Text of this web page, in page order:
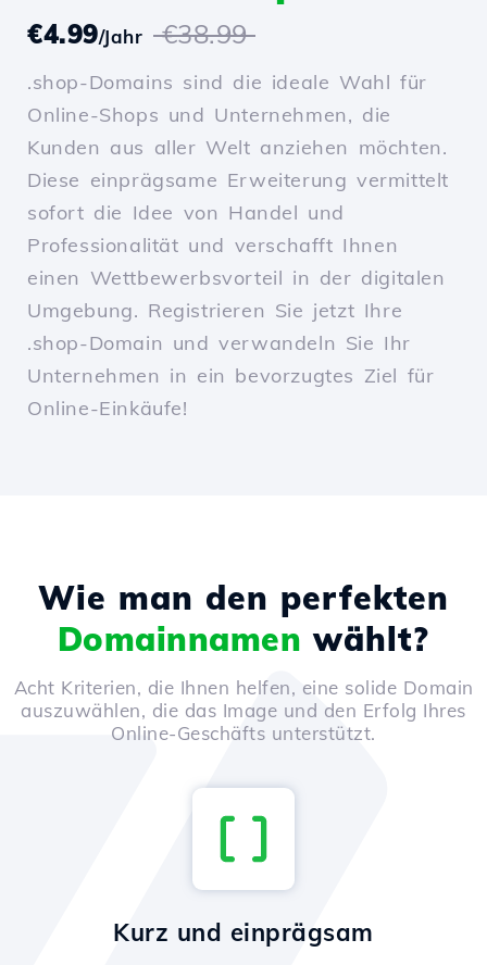
€4.99/Jahr €38.99
.shop-Domains sind die ideale Wahl für
Online-Shops und Unternehmen, die
Kunden aus aller Welt anziehen möchten.
Diese einprägsame Erweiterung vermittelt
sofort die Idee von Handel und
Professionalität und verschafft Ihnen
einen Wettbewerbsvorteil in der digitalen
Umgebung. Registrieren Sie jetzt Ihre
.shop-Domain und verwandeln Sie Ihr
Unternehmen in ein bevorzugtes Ziel für
Online-Einkäufe!
Wie man den perfekten
Domainnamen wählt?
Acht Kriterien, die Ihnen helfen, eine solide Domain
auszuwählen, die das Image und den Erfolg Ihres
Online-Geschäfts unterstützt.
Kurz und einprägsam